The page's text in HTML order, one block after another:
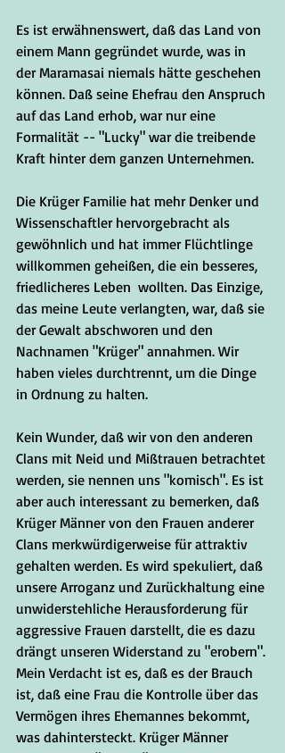
Es ist erwähnenswert, daß das Land von
einem Mann gegründet wurde, was in
der Maramasai niemals hätte geschehen
können. Daß seine Ehefrau den Anspruch
auf das Land erhob, war nur eine
Formalität -- "Lucky" war die treibende
Kraft hinter dem ganzen Unternehmen.
Die Krüger Familie hat mehr Denker und
Wissenschaftler hervorgebracht als
gewöhnlich und hat immer Flüchtlinge
willkommen geheißen, die ein besseres,
friedlicheres Leben  wollten. Das Einzige,
das meine Leute verlangten, war, daß sie
der Gewalt abschworen und den
Nachnamen "Krüger" annahmen. Wir
haben vieles durchtrennt, um die Dinge
in Ordnung zu halten.
Kein Wunder, daß wir von den anderen
Clans mit Neid und Mißtrauen betrachtet
werden, sie nennen uns "komisch". Es ist
aber auch interessant zu bemerken, daß
Krüger Männer von den Frauen anderer
Clans merkwürdigerweise für attraktiv
gehalten werden. Es wird spekuliert, daß
unsere Arroganz und Zurückhaltung eine
unwiderstehliche Herausforderung für
aggressive Frauen darstellt, die es dazu
drängt unseren Widerstand zu "erobern".
Mein Verdacht ist es, daß es der Brauch
ist, daß eine Frau die Kontrolle über das
Vermögen ihres Ehemannes bekommt,
was dahintersteckt. Krüger Männer